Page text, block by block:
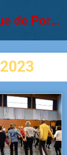
Cercle Celtique de Pornic